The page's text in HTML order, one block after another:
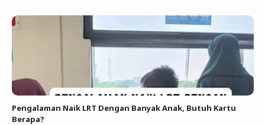
Pengalaman Naik LRT Dengan Banyak Anak, Butuh Kartu
Berapa?